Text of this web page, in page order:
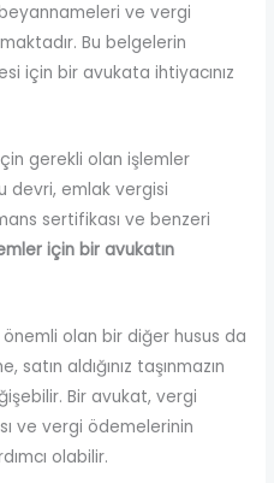
ve vergi
Bu belgelerin
için bir avukata ihtiyacınız
gerekli olan işlemler
devri, emlak vergisi
sertifikası ve benzeri
için bir avukatın
önemli olan bir diğer husus da
aldığınız taşınmazın
Bir avukat, vergi
ve vergi ödemelerinin
olabilir.